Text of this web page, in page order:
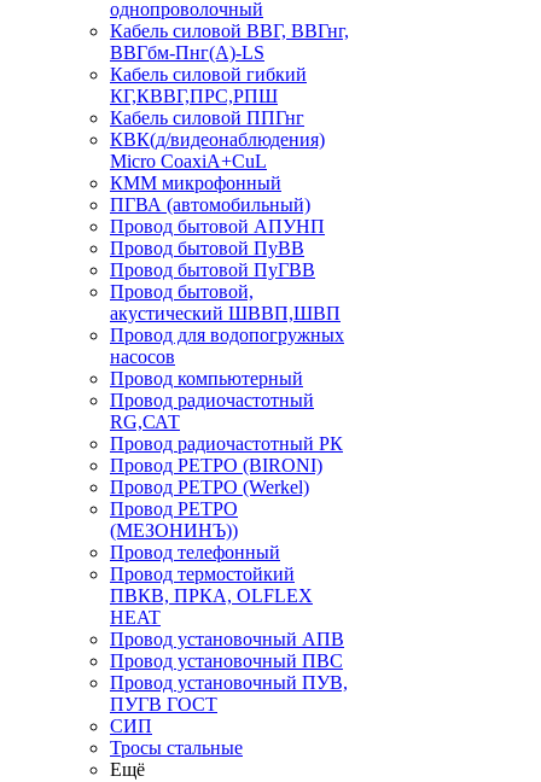
однопроволочный
Кабель силовой ВВГ, ВВГнг,
ВВГбм-Пнг(А)-LS
Кабель силовой гибкий
КГ,КВВГ,ПРС,РПШ
Кабель силовой ППГнг
КВК(д/видеонаблюдения)
Micro CoaxiA+CuL
КММ микрофонный
ПГВА (автомобильный)
Провод бытовой АПУНП
Провод бытовой ПуВВ
Провод бытовой ПуГВВ
Провод бытовой,
акустический ШВВП,ШВП
Провод для водопогружных
насосов
Провод компьютерный
Провод радиочастотный
RG,САТ
Провод радиочастотный РК
Провод РЕТРО (BIRONI)
Провод РЕТРО (Werkel)
Провод РЕТРО
(МЕЗОНИНЪ))
Провод телефонный
Провод термостойкий
ПВКВ, ПРКА, OLFLEX
HEAT
Провод установочный АПВ
Провод установочный ПВС
Провод установочный ПУВ,
ПУГВ ГОСТ
СИП
Тросы стальные
Ещё